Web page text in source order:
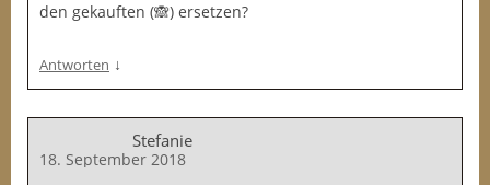
den gekauften (🙈) ersetzen?
Antworten ↓
Stefanie
18. September 2018